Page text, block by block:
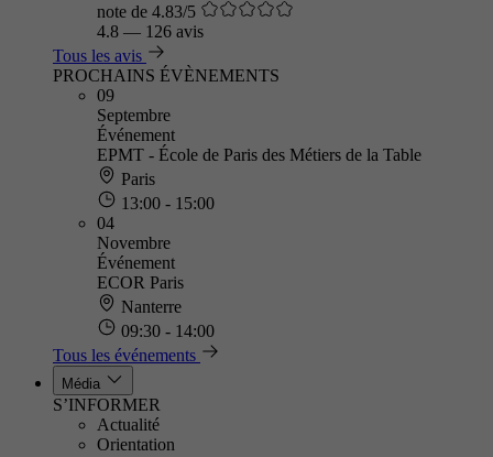
note de 4.83/5
4.8 — 126 avis
Tous les avis
PROCHAINS ÉVÈNEMENTS
09
Septembre
Événement
EPMT - École de Paris des Métiers de la Table
Paris
13:00 - 15:00
04
Novembre
Événement
ECOR Paris
Nanterre
09:30 - 14:00
Tous les événements
Média
S’INFORMER
Actualité
Orientation